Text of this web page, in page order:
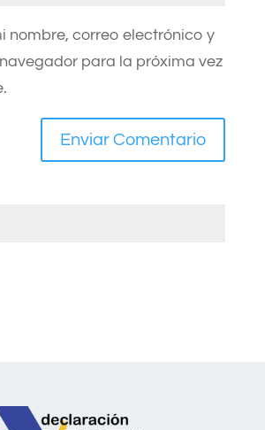
nombre, correo electrónico y
para la próxima vez